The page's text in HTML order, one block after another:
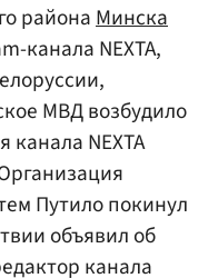
районаМинска
канала NЕХТА,
МВД возбудило
канала NЕХТА
Путило покинул
объявил об
канала